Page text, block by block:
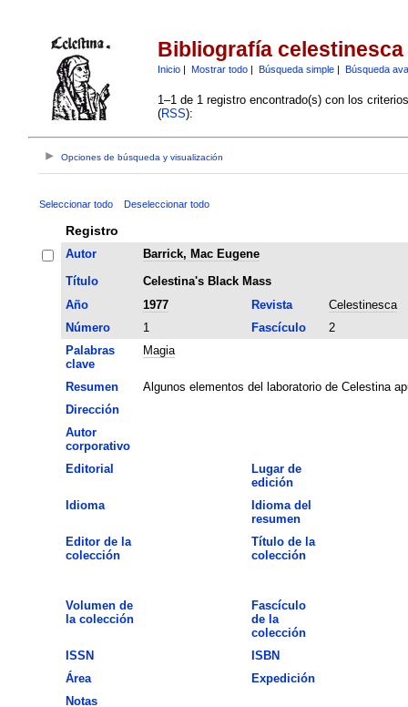
Bibliografía celestinesca
Inicio| Mostrar todo| Búsqueda simple| Búsqueda
1–1 de 1 registro encontrado(s) con los
(RSS):
Opciones de búsqueda y visualización
Seleccionar todo Deseleccionar todo
Registro
Autor
Barrick, Mac Eugene
Título
Celestina's Black Mass
Año
1977 Revista
Celestinesca
Número
1 Fascículo
2
Palabras
clave
Magia
Resumen
Algunos elementos del laboratorio de Celestina
Dirección
Autor
corporativo
Editorial
Lugar de
edición
Idioma
Idioma del
resumen
Editor de la
colección
Título de la
colección
Volumen de
la colección
Fascículo
de la
colección
ISSN
ISBN
Área
Expedición
Notas